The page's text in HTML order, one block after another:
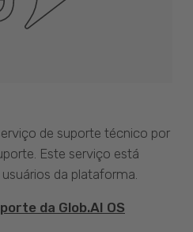
de suporte técnico por
Este serviço está
da plataforma.
da Glob.AI OS